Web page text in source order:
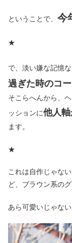
ということで、 今
★
で、淡い嫌な記憶な
過ぎた時のコ
そこらへんから、
ッションに他人
ます。
★
これは自作じゃな
ど、ブラウン系の
あら可愛いじゃな